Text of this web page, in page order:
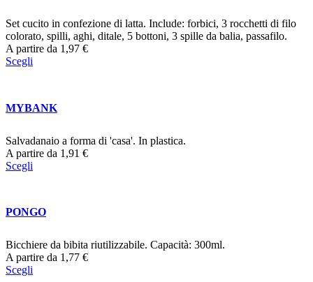
Set cucito in confezione di latta. Include: forbici, 3 rocchetti di filo
colorato, spilli, aghi, ditale, 5 bottoni, 3 spille da balia, passafilo.
A partire da 1,97 €
Scegli
MYBANK
Salvadanaio a forma di 'casa'. In plastica.
A partire da 1,91 €
Scegli
PONGO
Bicchiere da bibita riutilizzabile. Capacità: 300ml.
A partire da 1,77 €
Scegli